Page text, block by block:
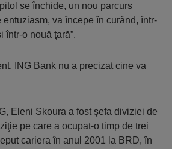
se închide, un nou parcurs
va începe în curând, într-
într-o nouă ţară”.
ING Bank nu a precizat cine va
Eleni Skoura a fost şefa diviziei de
pe care a ocupat-o timp de trei
cariera în anul 2001 la BRD, în